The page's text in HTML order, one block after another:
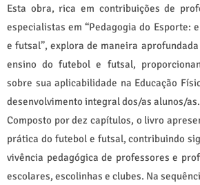
Esta obra, rica em contribuições de
especialistas em “Pedagogia do Esporte:
e futsal”, explora de maneira
ensino do futebol e futsal,
sobre sua aplicabilidade na Educação
desenvolvimento integral dos/as alunos/as.
Composto por dez capítulos, o livro
prática do futebol e futsal, contribuindo
vivência pedagógica de professores e
escolares, escolinhas e clubes. Na